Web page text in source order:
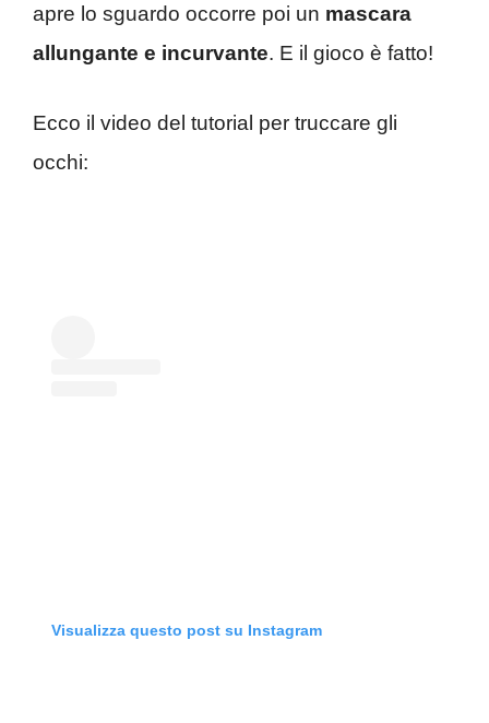
apre lo sguardo occorre poi un mascara
allungante e incurvante. E il gioco è fatto!
Ecco il video del tutorial per truccare gli
occhi:
Visualizza questo post su Instagram